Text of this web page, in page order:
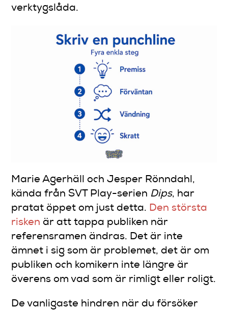
verktygslåda.
Marie Agerhäll och Jesper Rönndahl,
kända från SVT Play-serien Dips, har
pratat öppet om just detta. Den största
risken är att tappa publiken när
referensramen ändras. Det är inte
ämnet i sig som är problemet, det är om
publiken och komikern inte längre är
överens om vad som är rimligt eller roligt.
De vanligaste hindren när du försöker